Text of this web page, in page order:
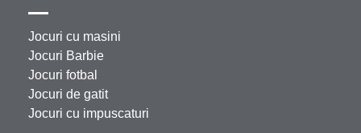
Jocuri cu masini
Jocuri Barbie
Jocuri fotbal
Jocuri de gatit
Jocuri cu impuscaturi